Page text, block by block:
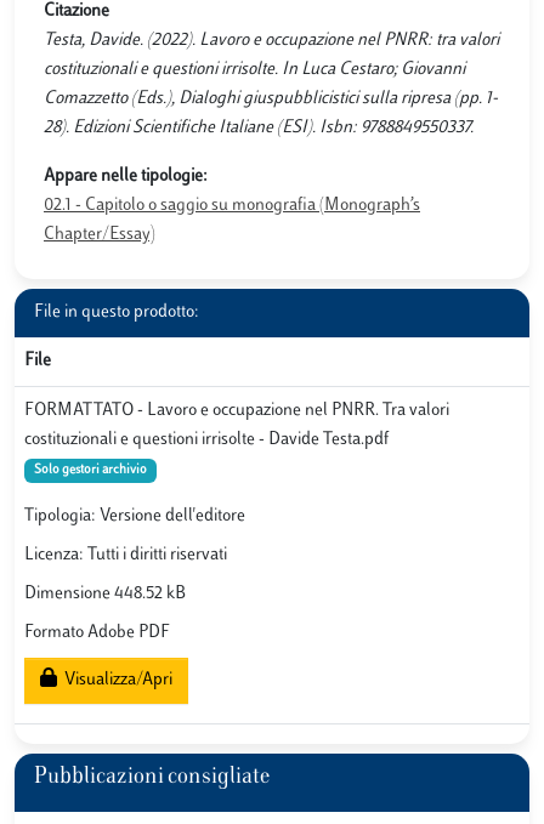
Citazione
Testa, Davide. (2022). Lavoro e occupazione nel PNRR: tra valori
costituzionali e questioni irrisolte. In Luca Cestaro; Giovanni
Comazzetto (Eds.), Dialoghi giuspubblicistici sulla ripresa (pp. 1-
28). Edizioni Scientifiche Italiane (ESI). Isbn: 9788849550337.
Appare nelle tipologie:
02.1 - Capitolo o saggio su monografia (Monograph’s
Chapter/Essay)
File in questo prodotto:
File
FORMATTATO - Lavoro e occupazione nel PNRR. Tra valori
costituzionali e questioni irrisolte - Davide Testa.pdf
Solo gestori archivio
Tipologia: Versione dell'editore
Licenza: Tutti i diritti riservati
Dimensione 448.52 kB
Formato Adobe PDF
Visualizza/Apri
Pubblicazioni consigliate